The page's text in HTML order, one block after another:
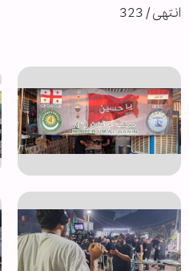
انتهى / 323